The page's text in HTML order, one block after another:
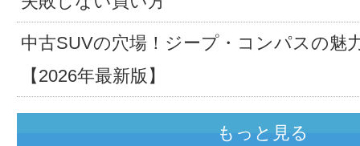
中古SUVの穴場！ジープ・コンパスの魅
【2026年最新版】
もっと見る